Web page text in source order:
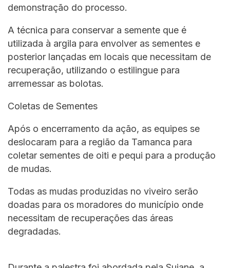
demonstração do processo.
A técnica para conservar a semente que é
utilizada à argila para envolver as sementes e
posterior lançadas em locais que necessitam de
recuperação, utilizando o estilingue para
arremessar as bolotas.
Coletas de Sementes
Após o encerramento da ação, as equipes se
deslocaram para a região da Tamanca para
coletar sementes de oiti e pequi para a produção
de mudas.
Todas as mudas produzidas no viveiro serão
doadas para os moradores do município onde
necessitam de recuperações das áreas
degradadas.